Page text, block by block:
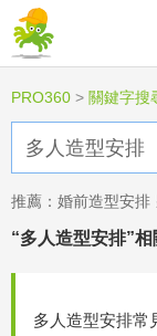
PRO360 > 關鍵字搜
推薦： 婚前造型安排
“多人造型安排”
多人造型安排常